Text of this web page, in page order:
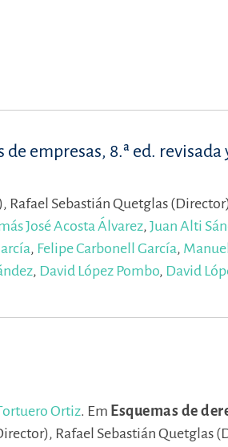
empresas, 8.ª ed. revisada
Rafael Sebastián Quetglas
José Acosta Álvarez, Juan Alti
, Felipe Carbonell García,
, David López Pombo, David
Ortiz. Em Esquemas de
Rafael Sebastián Quetglas